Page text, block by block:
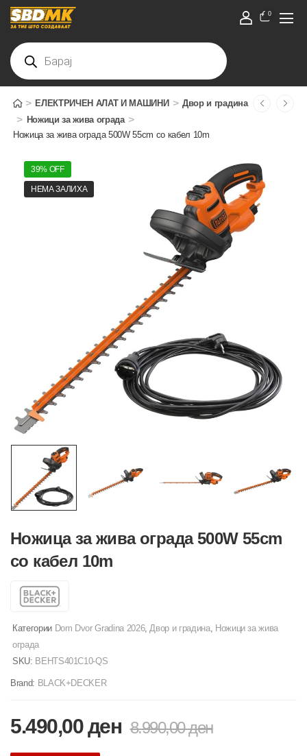
0
> ЕЛЕКТРИЧЕН АЛАТ И МАШИНИ > Двор и градина
> Ножици за жива ограда >
Ножица за жива ограда 500W 55cm со кабел 10m
39% OFF
НЕМА ЗАЛИХА
Ножица за жива ограда 500W 55cm
со кабел 10m
Категории Dom Dvor Gradina 2026,Двор и градина, Ножици за жива
ограда
SKU: BEHTS401C10-QS
Brand: BLACK+DECKER
5.490,00ден 8.990,00ден